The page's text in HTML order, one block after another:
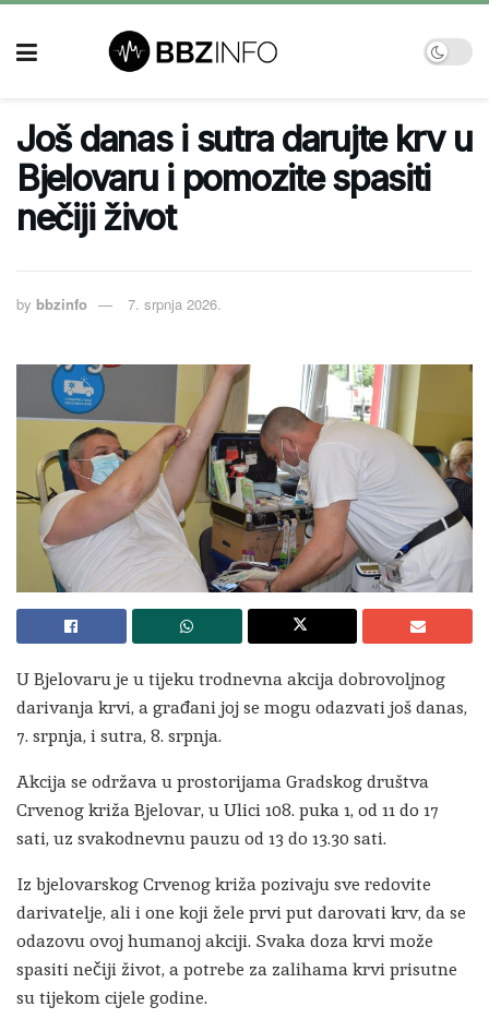
Još danas i sutra darujte krv u
Bjelovaru i pomozite spasiti
nečiji život
by bbzinfo 7. srpnja 2026.
U Bjelovaru je u tijeku trodnevna akcija dobrovoljnog
darivanja krvi, a građani joj se mogu odazvati još danas,
7. srpnja, i sutra, 8. srpnja.
Akcija se održava u prostorijama Gradskog društva
Crvenog križa Bjelovar, u Ulici 108. puka 1, od 11 do 17
sati, uz svakodnevnu pauzu od 13 do 13.30 sati.
Iz bjelovarskog Crvenog križa pozivaju sve redovite
darivatelje, ali i one koji žele prvi put darovati krv, da se
odazovu ovoj humanoj akciji. Svaka doza krvi može
spasiti nečiji život, a potrebe za zalihama krvi prisutne
su tijekom cijele godine.